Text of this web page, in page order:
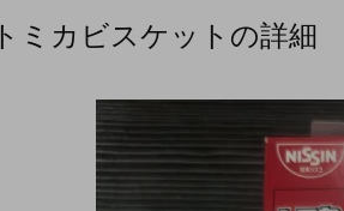
トミカビスケットの詳細